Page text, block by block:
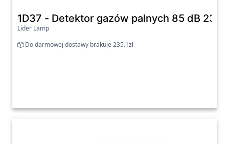
1D37 - Detektor gazów palnych 85 dB 230V
Lider Lamp
Do darmowej dostawy brakuje 235.1zł